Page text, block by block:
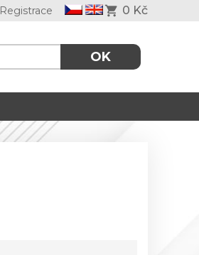
Registrace 0 Kč